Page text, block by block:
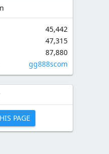
45,442
47,315
87,880
gg888scom
PAGE